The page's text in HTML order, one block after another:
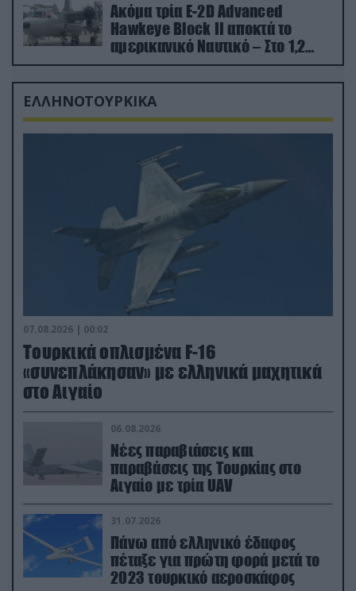
Ακόμα τρία E-2D Advanced
Hawkeye Block II αποκτά το
αμερικανικό Ναυτικό – Στο 1,2
δισ.δολάρια το κόστος
ΕΛΛΗΝΟΤΟΥΡΚΙΚΑ
07.08.2026 | 00:02
Τουρκικά οπλισμένα F-16
«συνεπλάκησαν» με ελληνικά μαχητικά
στο Αιγαίο
06.08.2026
Νέες παραβιάσεις και
παραβάσεις της Τουρκίας στο
Αιγαίο με τρία UAV
31.07.2026
Πάνω από ελληνικό έδαφος
πέταξε για πρώτη φορά μετά το
2023 τουρκικό αεροσκάφος